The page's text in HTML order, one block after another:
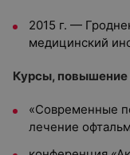
2015 г. —
медицинский
Курсы, повышение
«Современные
лечение